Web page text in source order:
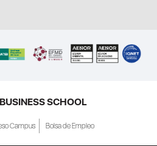
SCHOOL
Campus Bolsa de Empleo